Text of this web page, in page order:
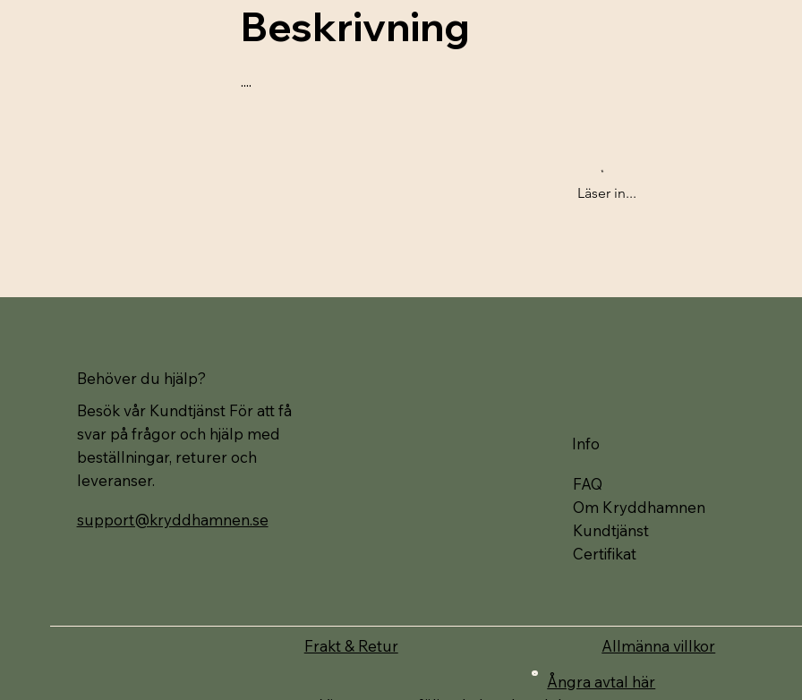
Läser in...
Beskrivning
....
Ångra avtal här
Frakt & Retur Allmänna villkor
Behöver du hjälp?
Besök vår Kundtjänst För att få
svar på frågor och hjälp med
beställningar, returer och
leveranser.
support@kryddhamnen.se
Info
FAQ
Om Kryddhamnen
Kundtjänst
Certifikat